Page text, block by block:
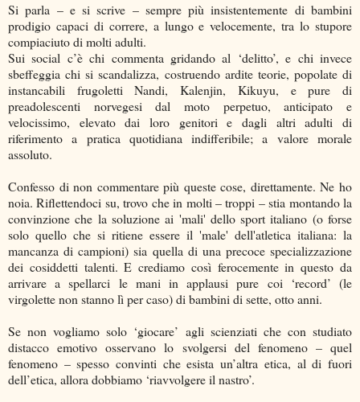
Si parla – e si scrive – sempre più insistentemente di bambini
prodigio capaci di correre, a lungo e velocemente, tra lo stupore
compiaciuto di molti adulti.
Sui social c’è chi commenta gridando al ‘delitto’, e chi invece
sbeffeggia chi si scandalizza, costruendo ardite teorie, popolate di
instancabili frugoletti Nandi, Kalenjin, Kikuyu, e pure di
preadolescenti norvegesi dal moto perpetuo, anticipato e
velocissimo, elevato dai loro genitori e dagli altri adulti di
riferimento a pratica quotidiana indifferibile; a valore morale
assoluto.
Confesso di non commentare più queste cose, direttamente. Ne ho
noia. Riflettendoci su, trovo che in molti – troppi – stia montando la
convinzione che la soluzione ai 'mali' dello sport italiano (o forse
solo quello che si ritiene essere il 'male' dell'atletica italiana: la
mancanza di campioni) sia quella di una precoce specializzazione
dei cosiddetti talenti. E crediamo così ferocemente in questo da
arrivare a spellarci le mani in applausi pure coi ‘record’ (le
virgolette non stanno lì per caso) di bambini di sette, otto anni.
Se non vogliamo solo ‘giocare’ agli scienziati che con studiato
distacco emotivo osservano lo svolgersi del fenomeno – quel
fenomeno – spesso convinti che esista un’altra etica, al di fuori
dell’etica, allora dobbiamo ‘riavvolgere il nastro’.